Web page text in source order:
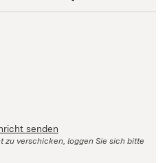
senden
zu verschicken, loggen Sie sich bitte